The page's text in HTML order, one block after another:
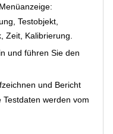
Testobjekt,
Zeit, Kalibrierung.
und führen Sie den
und Bericht
Testdaten werden vom